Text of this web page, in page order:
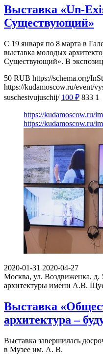
Выставка «Un-
Существующий»
С 19 января по 8 марта в
выставка молодых
Существующий». В
50 RUB https://schema.org/
https://kudamoscow.ru/event/
suschestvujuschij/ 100 ₽ 833 1
https://kudamoscow.ru/
https://kudamoscow.ru/
2020-01-31 2020-04-27
Москва, ул. Воздвиженка, д.
архитектуры имени А.В.
Выставка
архитектура –
Выставка завершилась
в Музее им. А. В.